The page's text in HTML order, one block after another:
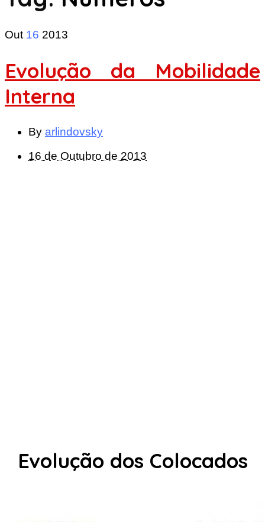
Out 16 2013
Evolução da Mobilidade
Interna
By arlindovsky
16 de Outubro de 2013
Evolução dos Colocados